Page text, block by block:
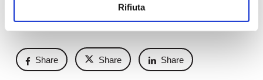
Rifiuta
Share Share Share